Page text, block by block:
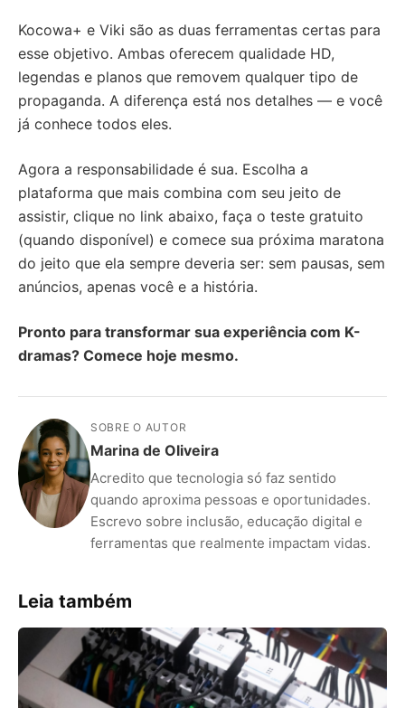
Kocowa+ e Viki são as duas ferramentas certas para
esse objetivo. Ambas oferecem qualidade HD,
legendas e planos que removem qualquer tipo de
propaganda. A diferença está nos detalhes — e você
já conhece todos eles.
Agora a responsabilidade é sua. Escolha a
plataforma que mais combina com seu jeito de
assistir, clique no link abaixo, faça o teste gratuito
(quando disponível) e comece sua próxima maratona
do jeito que ela sempre deveria ser: sem pausas, sem
anúncios, apenas você e a história.
Pronto para transformar sua experiência com K-
dramas? Comece hoje mesmo.
SOBRE O AUTOR
Marina de Oliveira
Acredito que tecnologia só faz sentido
quando aproxima pessoas e oportunidades.
Escrevo sobre inclusão, educação digital e
ferramentas que realmente impactam vidas.
Leia também